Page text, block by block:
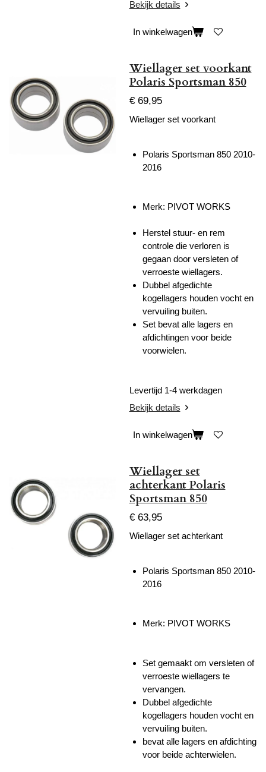
Bekijk details
In winkelwagen
Wiellager set voorkant
Polaris Sportsman 850
€ 69,95
Wiellager set voorkant
Polaris Sportsman 850 2010-
2016
Merk: PIVOT WORKS
Herstel stuur- en rem
controle die verloren is
gegaan door versleten of
verroeste wiellagers.
Dubbel afgedichte
kogellagers houden vocht en
vervuiling buiten.
Set bevat alle lagers en
afdichtingen voor beide
voorwielen.
Levertijd 1-4 werkdagen
Bekijk details
In winkelwagen
Wiellager set
achterkant Polaris
Sportsman 850
€ 63,95
Wiellager set achterkant
Polaris Sportsman 850 2010-
2016
Merk: PIVOT WORKS
Set gemaakt om versleten of
verroeste wiellagers te
vervangen.
Dubbel afgedichte
kogellagers houden vocht en
vervuiling buiten.
bevat alle lagers en afdichting
voor beide achterwielen.